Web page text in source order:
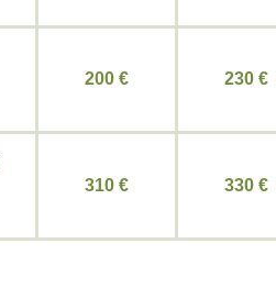
200 € 230 €
310 € 330 €